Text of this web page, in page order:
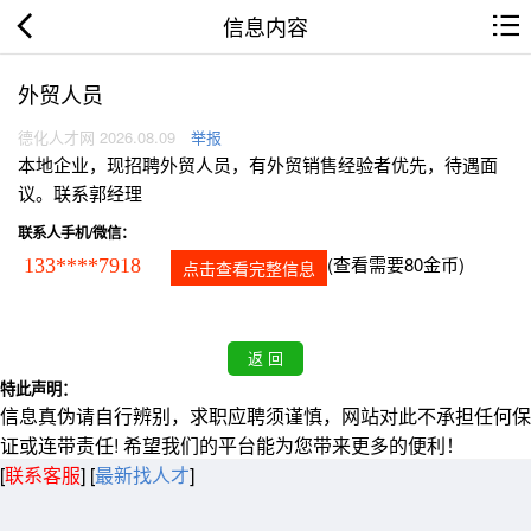
信息内容
外贸人员
德化人才网 2026.08.09 举报
本地企业，现招聘外贸人员，有外贸销售经验者优先，待遇面
议。联系郭经理
联系人手机/微信：
133****7918 点击查看完整信息 (查看需要80金币)
特此声明：
信息真伪请自行辨别，求职应聘须谨慎，网站对此不承担任何保
证或连带责任! 希望我们的平台能为您带来更多的便利！
[联系客服] [最新找人才]